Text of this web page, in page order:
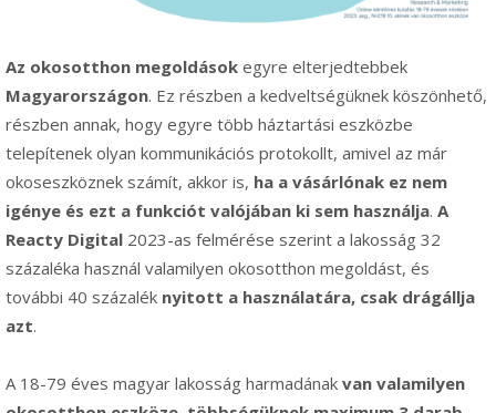
Az okosotthon megoldások egyre elterjedtebbek
Magyarországon. Ez részben a kedveltségüknek köszönhető,
részben annak, hogy egyre több háztartási eszközbe
telepítenek olyan kommunikációs protokollt, amivel az már
okoseszköznek számít, akkor is, ha a vásárlónak ez nem
igénye és ezt a funkciót valójában ki sem használja. A
Reacty Digital 2023-as felmérése szerint a lakosság 32
százaléka használ valamilyen okosotthon megoldást, és
további 40 százalék nyitott a használatára, csak drágállja
azt.
A 18-79 éves magyar lakosság harmadának van valamilyen